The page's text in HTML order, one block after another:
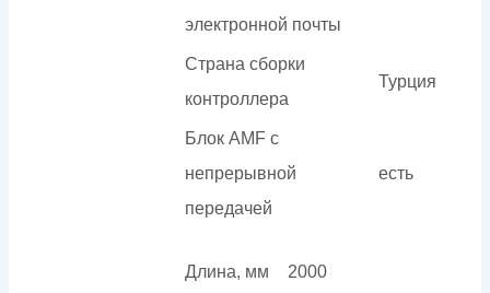
электронной почты
Страна сборки
контроллера
Турция
Блок AMF с
непрерывной
передачей
есть
Длина, мм 2000